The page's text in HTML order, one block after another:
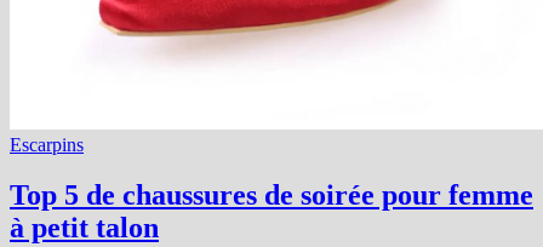
Escarpins
Top 5 de chaussures de soirée pour femme
à petit talon